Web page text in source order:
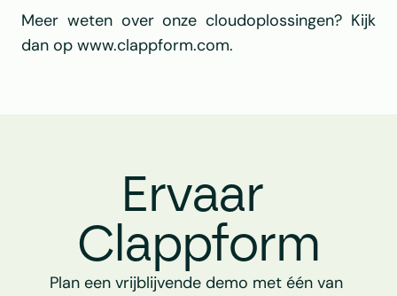
Meer weten over onze cloudoplossingen? Kijk
dan op www.clappform.com.
Ervaar
Clappform
Plan een vrijblijvende demo met één van